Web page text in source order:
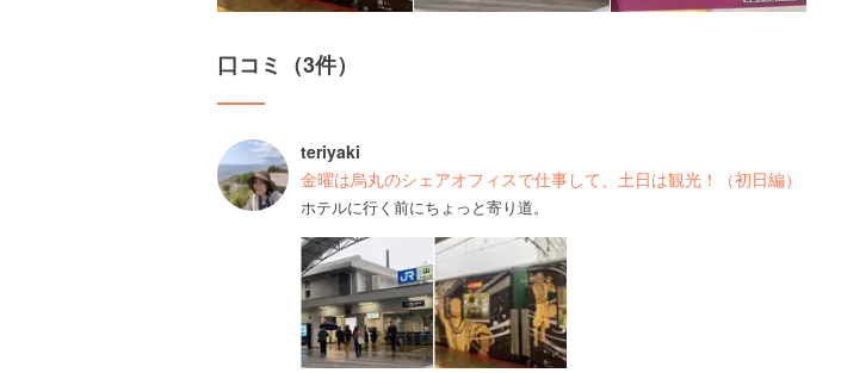
口コミ（3件）
teriyaki
金曜は烏丸のシェアオフィスで仕事して、土日は観光！（初日編）
ホテルに行く前にちょっと寄り道。